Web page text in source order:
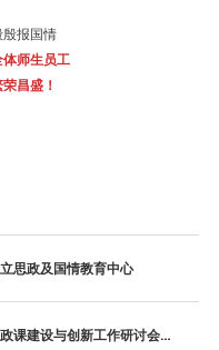
报国情
师生员工
昌盛！